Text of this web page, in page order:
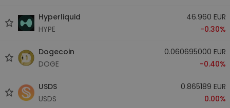
Hyperliquid
HYPE
46.960 EUR
-0.30%
Dogecoin
DOGE
0.060695000 EUR
-0.40%
USDS
USDS
0.865189 EUR
0.00%